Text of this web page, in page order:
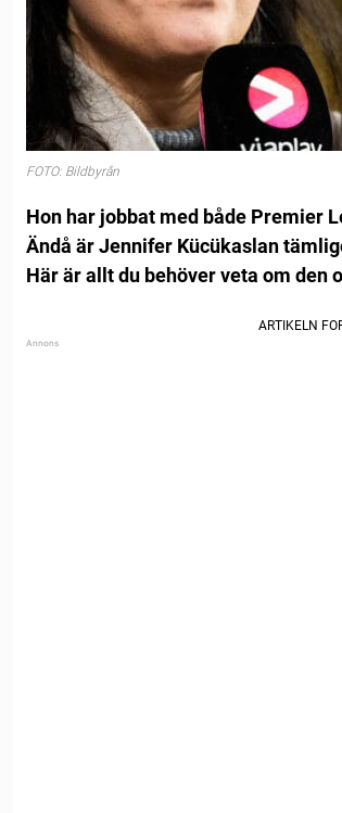
FOTO: Bildbyrån
Hon har jobbat med både Premier
Ändå är Jennifer Kücükaslan
Här är allt du behöver veta om